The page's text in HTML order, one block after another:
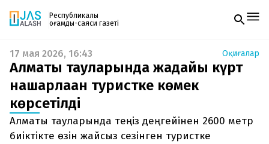
Республикалық
қоғамдық-саяси газеті
Жаңалықтар
Спорт
Live
Руханият
Аймақ
Архив
Заң және тәртіп
Газетке жазылу
PDF форматтағы газетті ай сайын электронды
поштаңызға алып отырыңыз. Жаңа нөмір
шыққан сәтте сізге бірден жіберіледі. Тек email
енгізіңіз, біз қалғанын өзіміз жібереміз.
17 мая 2026, 16:43 Оқиғалар
Алматы тауларында жағдайы күрт
нашарлаған туристке көмек
көрсетілді
Алматы тауларында теңіз деңгейінен 2600 метр
биіктікте өзін жайсыз сезінген туристке